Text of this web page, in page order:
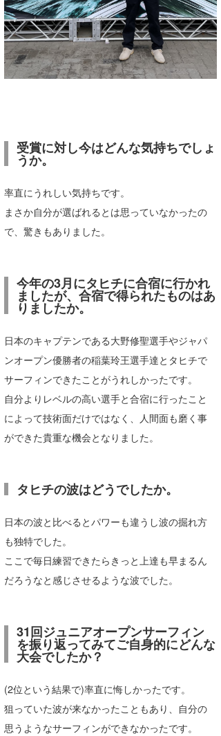
受賞に対し今はどんな気持ちでしょ
うか。
率直にうれしい気持ちです。
まさか自分が選ばれるとは思っていなかったの
で、驚きもありました。
今年の3月にタヒチに合宿に行かれ
ましたが、合宿で得られたものはあ
りましたか。
日本のキャプテンである大野修聖選手やジャパ
ンオープン優勝者の稲葉玲王選手達とタヒチで
サーフィンできたことがうれしかったです。
自分よりレベルの高い選手と合宿に行ったこと
によって技術面だけではなく、人間面も磨く事
ができた貴重な機会となりました。
タヒチの波はどうでしたか。
日本の波と比べるとパワーも違うし波の掘れ方
も独特でした。
ここで毎日練習できたらきっと上達も早まるん
だろうなと感じさせるような波でした。
31回ジュニアオープンサーフィン
を振り返ってみてご自身的にどんな
大会でしたか？
(2位という結果で)率直に悔しかったです。
狙っていた波が来なかったこともあり、自分の
思うようなサーフィンができなかったです。